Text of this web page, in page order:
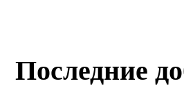
Последние